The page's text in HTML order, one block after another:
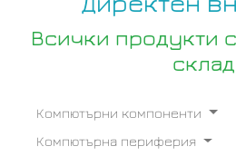
Всички продукти
склад
Компютърни компоненти
Компютърна периферия